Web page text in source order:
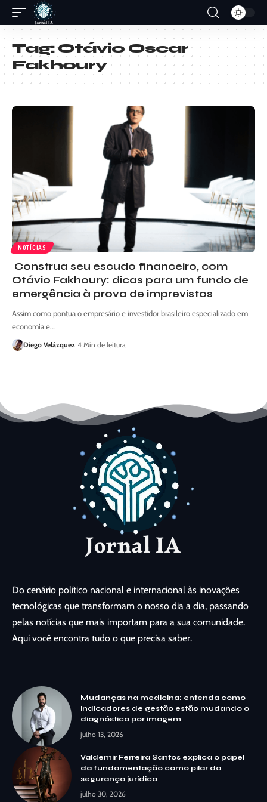
Tag:Otávio Oscar
Fakhoury
NOTÍCIAS
Construa seu escudo financeiro, com
Otávio Fakhoury: dicas para um fundo de
emergência à prova de imprevistos
Assim como pontua o empresário e investidor brasileiro especializado em
economia e…
Diego Velázquez 4 Min de leitura
Do cenário político nacional e internacional às inovações
tecnológicas que transformam o nosso dia a dia, passando
pelas notícias que mais importam para a sua comunidade.
Aqui você encontra tudo o que precisa saber.
Mudanças na medicina: entenda como
indicadores de gestão estão mudando o
diagnóstico por imagem
julho 13, 2026
Valdemir Ferreira Santos explica o papel
da fundamentação como pilar da
segurança jurídica
julho 30, 2026